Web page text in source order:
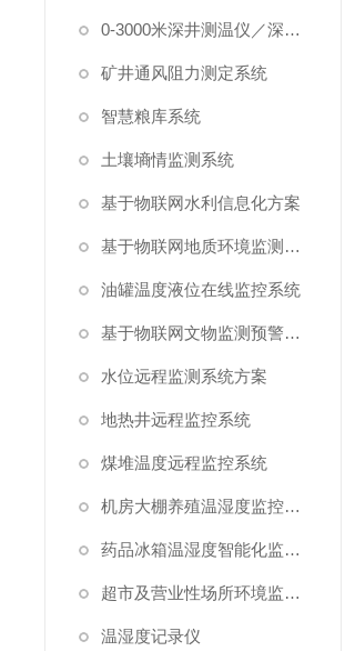
0-3000米深井测温仪／深水测温仪
矿井通风阻力测定系统
智慧粮库系统
土壤墒情监测系统
基于物联网水利信息化方案
基于物联网地质环境监测预警方案
油罐温度液位在线监控系统
基于物联网文物监测预警解决方案
水位远程监测系统方案
地热井远程监控系统
煤堆温度远程监控系统
机房大棚养殖温湿度监控系统
药品冰箱温湿度智能化监控系统方案
超市及营业性场所环境监测系统
温湿度记录仪